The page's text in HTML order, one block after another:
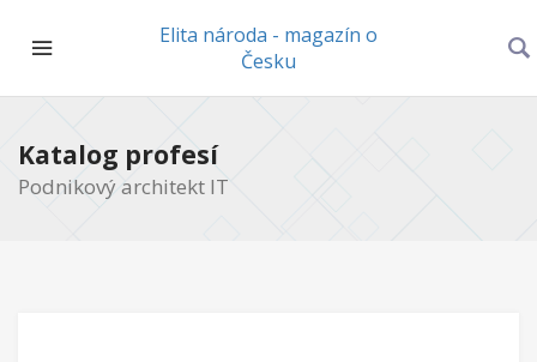
Elita národa - magazín o
Česku
Katalog profesí
Podnikový architekt IT